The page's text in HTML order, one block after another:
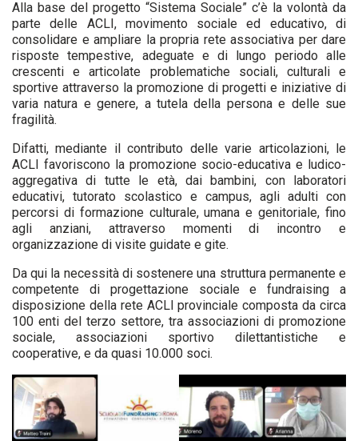
Alla base del progetto “Sistema Sociale” c’è la volontà da
parte delle ACLI, movimento sociale ed educativo, di
consolidare e ampliare la propria rete associativa per dare
risposte tempestive, adeguate e di lungo periodo alle
crescenti e articolate problematiche sociali, culturali e
sportive attraverso la promozione di progetti e iniziative di
varia natura e genere, a tutela della persona e delle sue
fragilità.
Difatti, mediante il contributo delle varie articolazioni, le
ACLI favoriscono la promozione socio-educativa e ludico-
aggregativa di tutte le età, dai bambini, con laboratori
educativi, tutorato scolastico e campus, agli adulti con
percorsi di formazione culturale, umana e genitoriale, fino
agli anziani, attraverso momenti di incontro e
organizzazione di visite guidate e gite.
Da qui la necessità di sostenere una struttura permanente e
competente di progettazione sociale e fundraising a
disposizione della rete ACLI provinciale composta da circa
100 enti del terzo settore, tra associazioni di promozione
sociale, associazioni sportivo dilettantistiche e
cooperative, e da quasi 10.000 soci.